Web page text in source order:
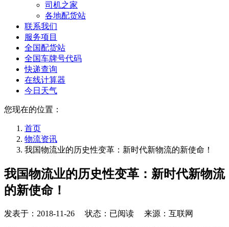
司机之家
各地配货站
联系我们
服务项目
全国配货站
全国车牌号代码
快递查询
在线计算器
今日天气
您现在的位置：
首页
物流资讯
我国物流业的历史性变革：新时代新物流的新使命！
我国物流业的历史性变革：新时代新物流
的新使命！
发表于： 2018-11-26 状态：已阅读 来源：互联网